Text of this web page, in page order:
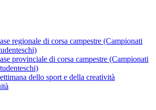
regionale di corsa campestre (Campionati
provinciale di corsa campestre (Campionati
dello sport e della creatività